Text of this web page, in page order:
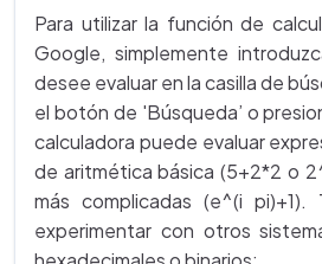
Para utilizar la función de
Google, simplemente
desee evaluar en la casilla de
el botón de 'Búsqueda’ o
calculadora puede evaluar
de aritmética básica (5+2*2 o
más complicadas (e^(i pi)+1).
experimentar con otros